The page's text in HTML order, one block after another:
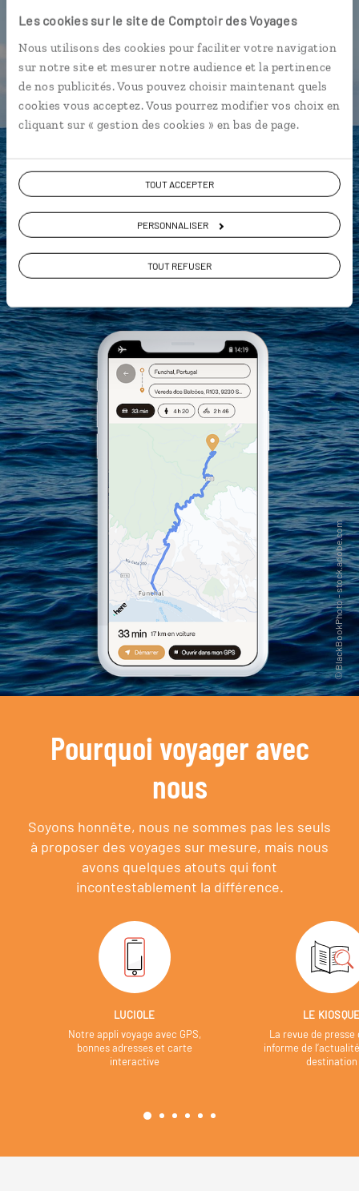
Les cookies sur le site de Comptoir des Voyages
Nous utilisons des cookies pour faciliter votre navigation
sur notre site et mesurer notre audience et la pertinence
de nos publicités. Vous pouvez choisir maintenant quels
cookies vous acceptez. Vous pourrez modifier vos choix en
cliquant sur « gestion des cookies » en bas de page.
TOUT ACCEPTER
PERSONNALISER
TOUT REFUSER
l'appli qui vous guide à Madère
L’itinéraire vers votrequinta en 1
clic
Notre sélection de marisqueiras
géolocalisées
L'album souvenirs à composer
vous-même
DÉCOUVRIR LUCIOLE
Pourquoi voyager avec
nous
Soyons honnête, nous ne sommes pas les seuls
à proposer des voyages sur mesure, mais nous
avons quelques atouts qui font
incontestablement la différence.
LUCIOLE
Notre appli voyage avec GPS,
bonnes adresses et carte
interactive
LE
La revue de presse
informe de
destination